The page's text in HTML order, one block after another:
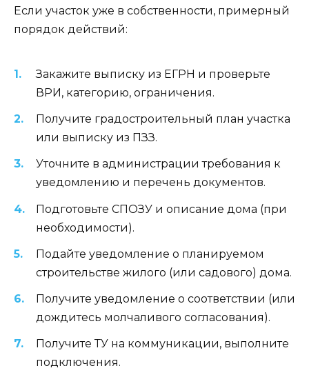
Если участок уже в собственности, примерный
порядок действий:
Закажите выписку из ЕГРН и проверьте
ВРИ, категорию, ограничения.
Получите градостроительный план участка
или выписку из ПЗЗ.
Уточните в администрации требования к
уведомлению и перечень документов.
Подготовьте СПОЗУ и описание дома (при
необходимости).
Подайте уведомление о планируемом
строительстве жилого (или садового) дома.
Получите уведомление о соответствии (или
дождитесь молчаливого согласования).
Получите ТУ на коммуникации, выполните
подключения.